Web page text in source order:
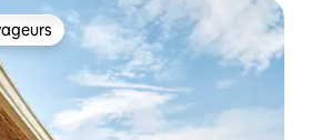
parmi les plus aimés